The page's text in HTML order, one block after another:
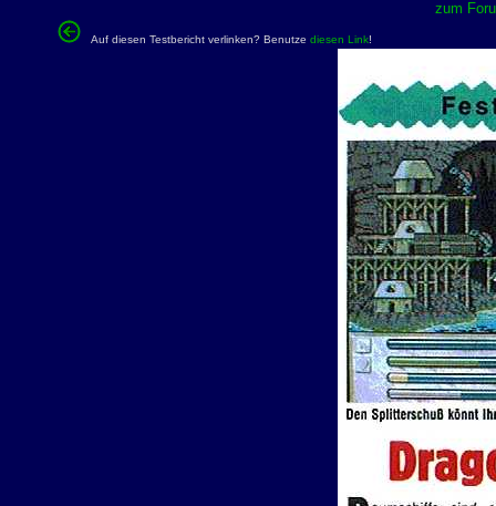
zum
Auf diesen Testbericht verlinken? Benutze diesen Link!